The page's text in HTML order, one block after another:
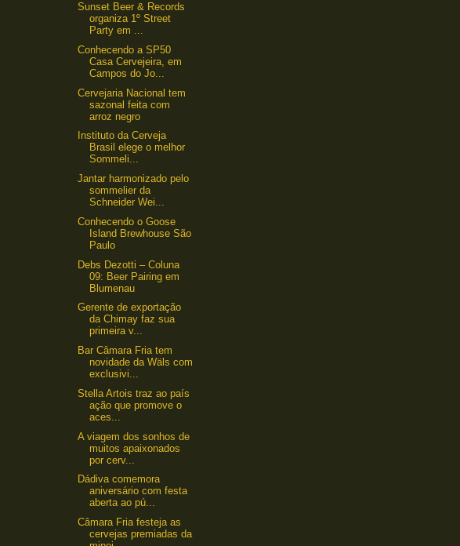
Sunset Beer & Records
organiza 1º Street
Party em ...
Conhecendo a SP50
Casa Cervejeira, em
Campos do Jo...
Cervejaria Nacional tem
sazonal feita com
arroz negro
Instituto da Cerveja
Brasil elege o melhor
Sommeli...
Jantar harmonizado pelo
sommelier da
Schneider Wei...
Conhecendo o Goose
Island Brewhouse São
Paulo
Debs Dezotti – Coluna
09: Beer Pairing em
Blumenau
Gerente de exportação
da Chimay faz sua
primeira v...
Bar Câmara Fria tem
novidade da Wäls com
exclusivi...
Stella Artois traz ao país
ação que promove o
aces...
A viagem dos sonhos de
muitos apaixonados
por cerv...
Dádiva comemora
aniversário com festa
aberta ao pú...
Câmara Fria festeja as
cervejas premiadas da